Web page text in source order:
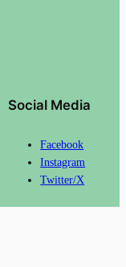
Social Media
Facebook
Instagram
Twitter/X